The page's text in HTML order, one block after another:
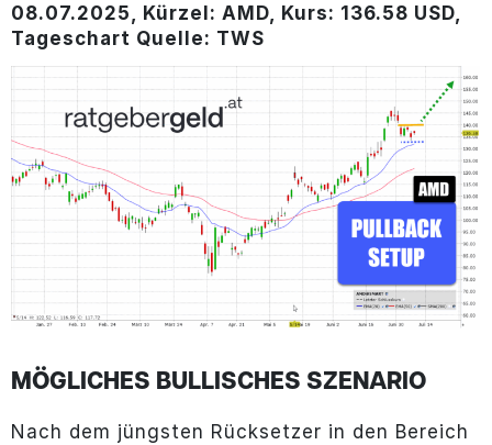
08.07.2025, Kürzel: AMD, Kurs: 136.58 USD,
Tageschart Quelle: TWS
MÖGLICHES BULLISCHES SZENARIO
Nach dem jüngsten Rücksetzer in den Bereich